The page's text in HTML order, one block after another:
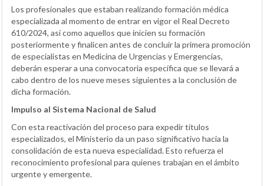
Los profesionales que estaban realizando formación médica
especializada al momento de entrar en vigor el Real Decreto
610/2024, así como aquellos que inicien su formación
posteriormente y finalicen antes de concluir la primera promoción
de especialistas en Medicina de Urgencias y Emergencias,
deberán esperar a una convocatoria específica que se llevará a
cabo dentro de los nueve meses siguientes a la conclusión de
dicha formación.
Impulso al Sistema Nacional de Salud
Con esta reactivación del proceso para expedir títulos
especializados, el Ministerio da un paso significativo hacia la
consolidación de esta nueva especialidad. Esto refuerza el
reconocimiento profesional para quienes trabajan en el ámbito
urgente y emergente.